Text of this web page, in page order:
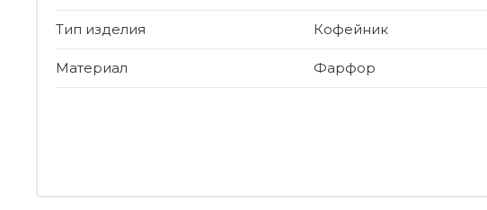
Тип изделия Кофейник
Материал Фарфор